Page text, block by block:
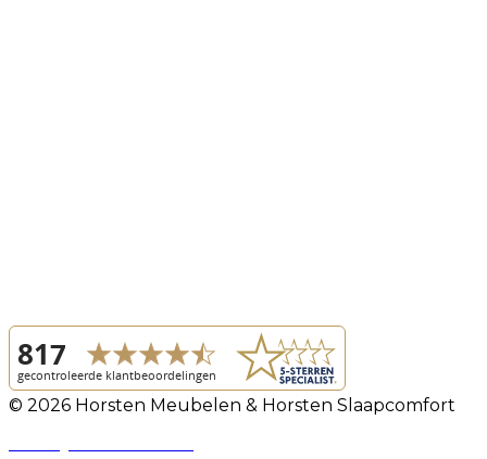
© 2026 Horsten Meubelen & Horsten Slaapcomfort